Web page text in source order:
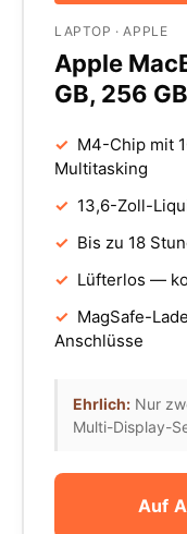
LAPTOP · APPLE
Apple
GB, 256
✓ M4-Chip mit
Multitasking
✓ 13,6-Zoll-
✓ Bis zu 18
✓ Lüfterlos —
✓ MagSafe-
Anschlüsse
Ehrlich: Nur
Multi-Display-
Auf